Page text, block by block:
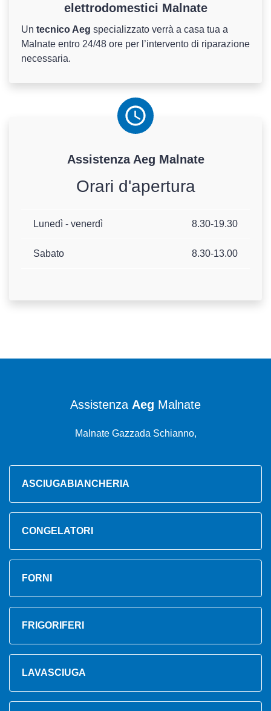
elettrodomestici Malnate
Un tecnico Aeg specializzato verrà a casa tua a
Malnate entro 24/48 ore per l’intervento di riparazione
necessaria.
Assistenza Aeg Malnate
Orari d'apertura
Lunedì - venerdì 8.30-19.30
Sabato 8.30-13.00
Assistenza Aeg Malnate
Malnate Gazzada Schianno,
ASCIUGABIANCHERIA
CONGELATORI
FORNI
FRIGORIFERI
LAVASCIUGA